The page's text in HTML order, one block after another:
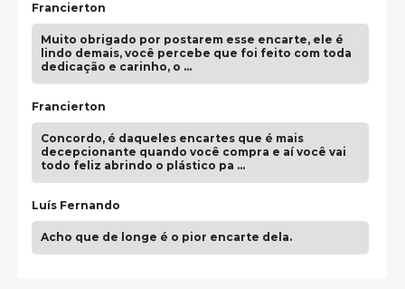
Francierton
Muito obrigado por postarem esse encarte, ele é
lindo demais, você percebe que foi feito com toda
dedicação e carinho, o …
Francierton
Concordo, é daqueles encartes que é mais
decepcionante quando você compra e aí você vai
todo feliz abrindo o plástico pa …
Luís Fernando
Acho que de longe é o pior encarte dela.